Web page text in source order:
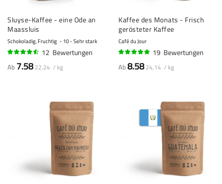
Sluyse-Kaffee - eine Ode an
Maassluis
Schokoladig, Fruchtig 10 - Sehr stark
12 Bewertungen
Ab 7.58 22,24 / kg
Kaffee des Monats - Frisch
gerösteter Kaffee
Café du Jour
19 Bewertungen
Ab8.58 24,14 / kg